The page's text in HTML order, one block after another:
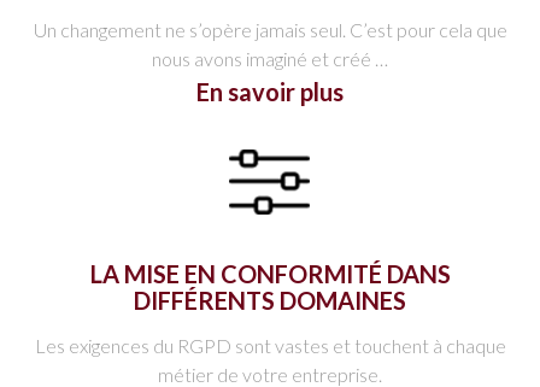
Un changement ne s’opère jamais seul. C’est pour cela que
nous avons imaginé et créé …
En savoir plus
LA MISE EN CONFORMITÉ DANS
DIFFÉRENTS DOMAINES
Les exigences du RGPD sont vastes et touchent à chaque
métier de votre entreprise.